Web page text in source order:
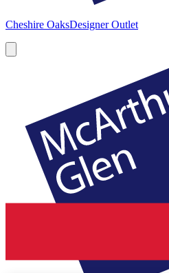
Cheshire OaksDesigner Outlet